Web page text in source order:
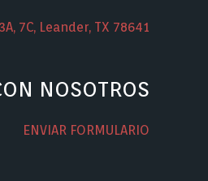
7C, Leander, TX 78641
NOSOTROS
ENVIAR FORMULARIO